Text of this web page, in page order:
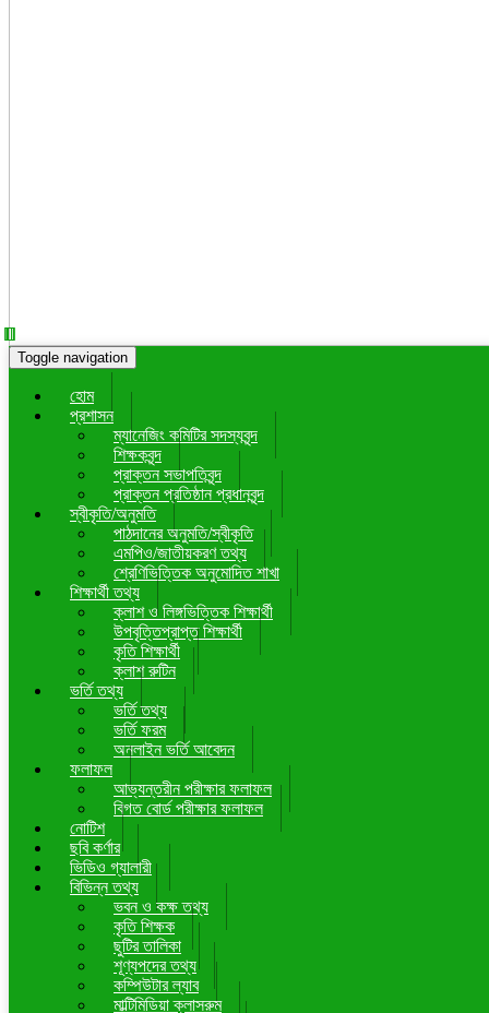
Toggle navigation
হোম
প্রশাসন
ম্যানেজিং কমিটির সদস্যবৃন্দ
শিক্ষকবৃন্দ
প্রাক্তন সভাপতিবৃন্দ
প্রাক্তন প্রতিষ্ঠান প্রধানবৃন্দ
স্বীকৃতি/অনুমতি
পাঠদানের অনুমতি/স্বীকৃতি
এমপিও/জাতীয়করণ তথ্য
শ্রেণিভিত্তিক অনুমোদিত শাখা
শিক্ষার্থী তথ্য
ক্লাশ ও লিঙ্গভিত্তিক শিক্ষার্থী
উপবৃত্তিপ্রাপ্ত শিক্ষার্থী
কৃতি শিক্ষার্থী
ক্লাশ রুটিন
ভর্তি তথ্য
ভর্তি তথ্য
ভর্তি ফরম
অনলাইন ভর্তি আবেদন
ফলাফল
আভ্যন্তরীন পরীক্ষার ফলাফল
বিগত বোর্ড পরীক্ষার ফলাফল
নোটিশ
ছবি কর্ণার
ভিডিও গ্যালারী
বিভিন্ন তথ্য
ভবন ও কক্ষ তথ্য
কৃতি শিক্ষক
ছুটির তালিকা
শূণ্যপদের তথ্য
কম্পিউটার ল্যাব
মাল্টিমিডিয়া ক্লাসরুম